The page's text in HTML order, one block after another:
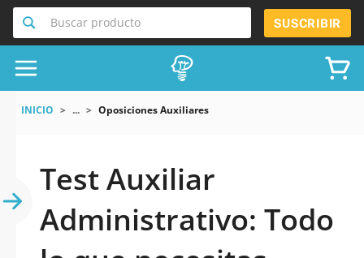
Buscar producto SUSCRIBIR
INICIO ... Oposiciones Auxiliares
Test Auxiliar
Administrativo: Todo